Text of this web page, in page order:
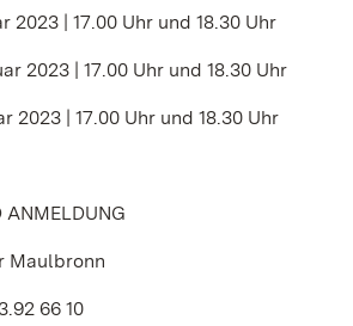
2023 | 17.00 Uhr und 18.30 Uhr
2023 | 17.00 Uhr und 18.30 Uhr
2023 | 17.00 Uhr und 18.30 Uhr
ANMELDUNG
Maulbronn
66 10